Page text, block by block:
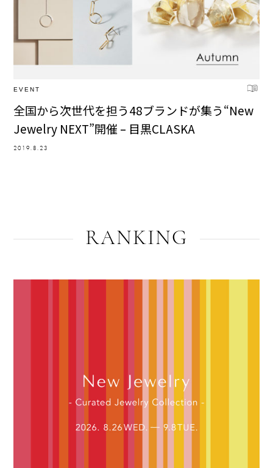
EVENT
全国から次世代を担う48ブランドが集う“New
Jewelry NEXT”開催 – 目黒CLASKA
2019.8.23
RANKING